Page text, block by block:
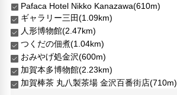
Pafaca Hotel Nikko Kanazawa(610m)
ギャラリー三田(1.09km)
人形博物館(2.47km)
つくだの佃煮(1.04km)
おみやげ処金沢(600m)
加賀本多博物館(2.23km)
加賀棒茶 丸八製茶場 金沢百番街店(710m)